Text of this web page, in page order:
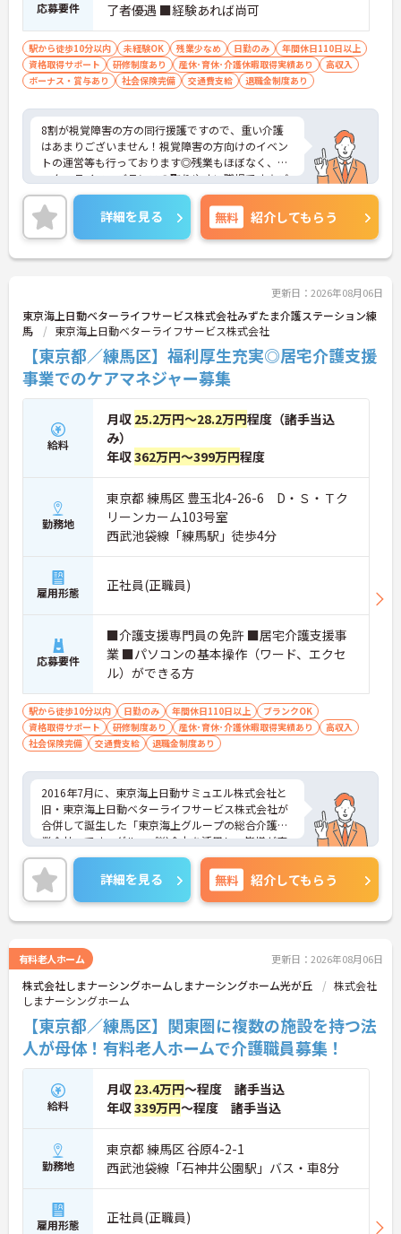
応募要件
了者優遇 ■経験あれば尚可
駅から徒歩10分以内 未経験OK 残業少なめ 日勤のみ
年間休日110日以上
資格取得サポート
研修制度あり 産休･育休･介護休暇取得実績あり
高収入
ボーナス・賞与あり
社会保険完備 交通費支給 退職金制度あり
8割が視覚障害の方の同行援護ですので、重い介護
はあまりございません！視覚障害の方向けのイベン
トの運営等も行っております◎残業もほぼなく、ワ
ーク・ライフ・バランスの取りやすい職場です☆ご
興味のある方には、面接対策ポイントなど、さらに
詳細をご案内しますのでお気軽にご相談ください！
詳細を見る 無料 紹介してもらう
更新日：2026年08月06日
東京海上日動ベターライフサービス株式会社みずたま介護ステーション練
馬
東京海上日動ベターライフサービス株式会社
【東京都／練馬区】福利厚生充実◎居宅介護支援
事業でのケアマネジャー募集
給料
月収 25.2万円～28.2万円程度（諸手当込
み）
年収362万円～399万円程度
勤務地
東京都 練馬区 豊玉北4-26-6 D・Ｓ・Ｔク
リーンカーム103号室
西武池袋線「練馬駅」徒歩4分
雇用形態 正社員(正職員)
応募要件
■介護支援専門員の免許 ■居宅介護支援事
業 ■パソコンの基本操作（ワード、エクセ
ル）ができる方
駅から徒歩10分以内 日勤のみ 年間休日110日以上
ブランクOK
資格取得サポート
研修制度あり 産休･育休･介護休暇取得実績あり
高収入
社会保険完備
交通費支給 退職金制度あり
2016年7月に、東京海上日動サミュエル株式会社と
旧・東京海上日動ベターライフサービス株式会社が
合併して誕生した「東京海上グループの総合介護事
業会社」です。グループ総合力を活用し、皆様が安
心して暮らせる社会づくりを目指しています。「お
客様から品質で選ばれる介護事業者」となるべく、
体系的な各種研修による人材育成に徹底して取り組
むとともに、社内連携・コミュニケーションに努
め、チームケアの実践を通じてあらゆるサービスに
て参りました。また他社とは違い施設を先に立てる
のではなく人材を確保してから施設を立てる形とな
ります。非常に人材を大切にする会社でございま
す。ご興味を持たれた方は面接対策ポイントや求人
の詳細などお話しいたしますのでお気軽にお問い合
わせ下さい。
詳細を見る 無料 紹介してもらう
有料老人ホーム 更新日：2026年08月06日
株式会社しまナーシングホームしまナーシングホーム光が丘
株式会社
しまナーシングホーム
【東京都／練馬区】関東圏に複数の施設を持つ法
人が母体！有料老人ホームで介護職員募集！
給料
月収 23.4万円～程度 諸手当込
年収339万円～程度 諸手当込
勤務地
東京都 練馬区 谷原4-2-1
西武池袋線「石神井公園駅」バス・車8分
雇用形態 正社員(正職員)